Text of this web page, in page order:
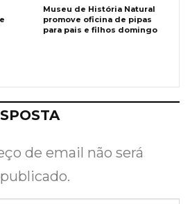
Museu de História Natural
promove oficina de pipas
para pais e filhos domingo
de email não será
publicado.